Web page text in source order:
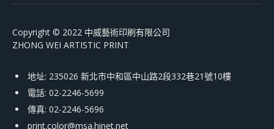
Copyright © 2022 中威藝術印刷有限公司
ZHONG WEI ARTISTIC PRINT
地址: 235026 新北市中和區中山路2段332巷21號10樓
電話: 02-2246-5699
傳真: 02-2246-5696
print.color@msa.hinet.net